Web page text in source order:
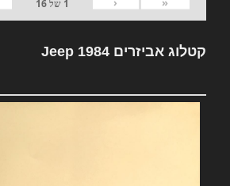
1 של16
קטלוג אביזרים Jeep 1984